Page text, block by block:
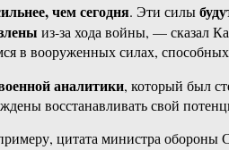
чем сегодня. Эти силы
из-за хода войны, — сказал
в вооруженных силах, способных
аналитики, который был
восстанавливать свой
цитата министра